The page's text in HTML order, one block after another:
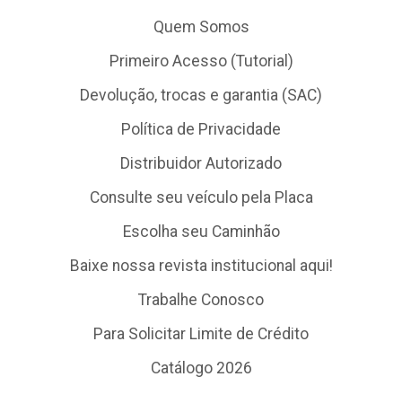
Quem Somos
Primeiro Acesso (Tutorial)
Devolução, trocas e garantia (SAC)
Política de Privacidade
Distribuidor Autorizado
Consulte seu veículo pela Placa
Escolha seu Caminhão
Baixe nossa revista institucional aqui!
Trabalhe Conosco
Para Solicitar Limite de Crédito
Catálogo 2026